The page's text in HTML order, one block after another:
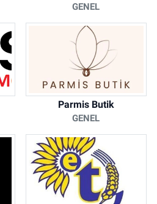
GENEL
Parmis Butik
GENEL